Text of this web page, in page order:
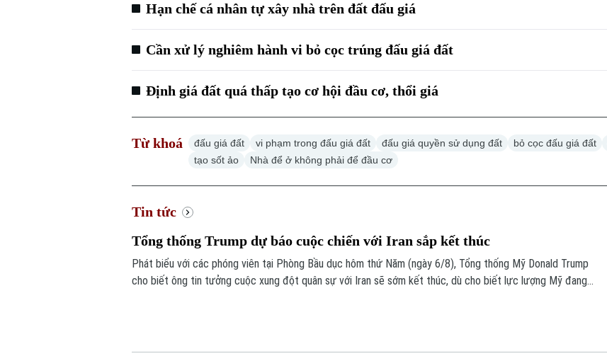
Hạn chế cá nhân tự xây nhà trên đất đấu giá
Cần xử lý nghiêm hành vi bỏ cọc trúng đấu giá đất
Định giá đất quá thấp tạo cơ hội đầu cơ, thổi giá
Từ khoá đấu giá đất vi phạm trong đấu giá đất đấu giá quyền sử dụng đất bỏ cọc đấu giá đất
tạo sốt ảo
Nhà để ở không phải để đầu cơ
Tin tức
Tổng thống Trump dự báo cuộc chiến với Iran sắp kết thúc
Phát biểu với các phóng viên tại Phòng Bầu dục hôm thứ Năm (ngày 6/8), Tổng thống Mỹ Donald Trump
cho biết ông tin tưởng cuộc xung đột quân sự với Iran sẽ sớm kết thúc, dù cho biết lực lượng Mỹ đang